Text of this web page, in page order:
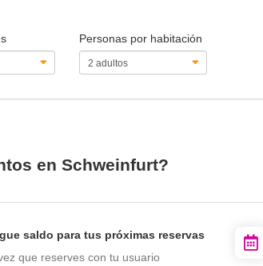
Personas por habitación
en Schweinfurt?
saldo para tus próximas reservas
que reserves con tu usuario